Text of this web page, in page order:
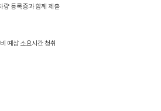
량 등록증과 함께 제출
예상 소요시간 청취